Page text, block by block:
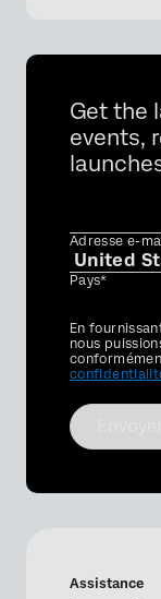
Get the
events,
Adresse e-
Pays*
Privacy
Optin
En
nous
Assistance